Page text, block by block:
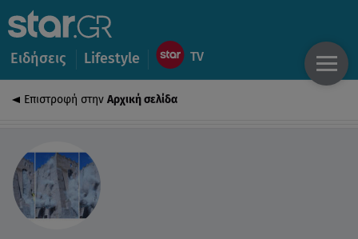
Ειδήσεις Lifestyle
Επιστροφή στην Αρχική σελίδα